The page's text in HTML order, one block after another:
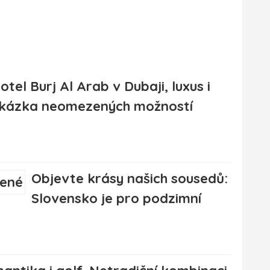
Burj Al Arab v Dubaji, luxus i
neomezených možností
Objevte krásy našich sousedů:
Slovensko je pro podzimní